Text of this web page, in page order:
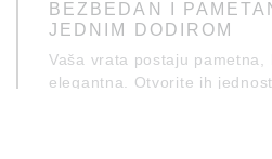
BEZBEDAN I
JEDNIM DODIROM
Vaša vrata postaju pametna,
elegantna. Otvorite ih